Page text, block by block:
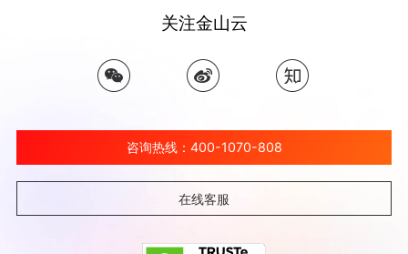
关注金山云
咨询热线：400-1070-808
在线客服